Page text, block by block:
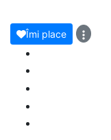
Îmi place